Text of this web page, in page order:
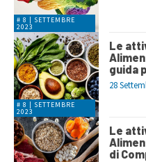
# 8 | SETTEMBRE
2023
# 8 | SETTEMBRE
2023
Le
guida
28
Le
di